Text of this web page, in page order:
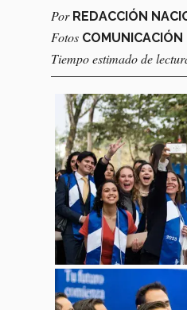
Por REDACCIÓN
Fotos COMUNICACIÓN
Tiempo estimado de